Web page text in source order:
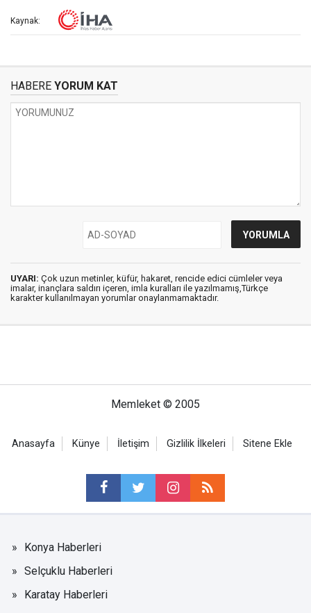
Kaynak:
HABERE YORUM KAT
UYARI: Çok uzun metinler, küfür, hakaret, rencide edici cümleler veya
imalar, inançlara saldırı içeren, imla kuralları ile yazılmamış,Türkçe
karakter kullanılmayan yorumlar onaylanmamaktadır.
Memleket © 2005
Anasayfa Künye İletişim Gizlilik İlkeleri Sitene Ekle
Konya Haberleri
Selçuklu Haberleri
Karatay Haberleri